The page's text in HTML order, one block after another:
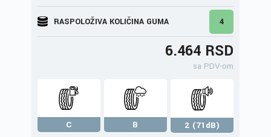
RASPOLOŽIVA KOLIČINA GUMA 4
6.464 RSD
sa PDV-om
C B
2 (71dB)